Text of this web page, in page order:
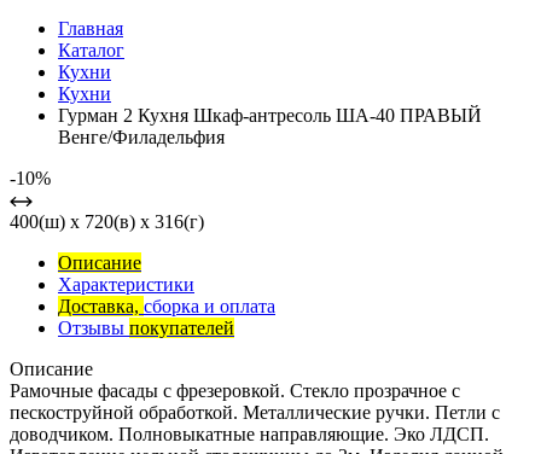
Главная
Каталог
Кухни
Кухни
Гурман 2 Кухня Шкаф-антресоль ША-40 ПРАВЫЙ
Венге/Филадельфия
-10%
400(ш) x 720(в) x 316(г)
Описание
Характеристики
Доставка, сборка и оплата
Отзывы покупателей
Описание
Рамочные фасады с фрезеровкой. Стекло прозрачное с
пескоструйной обработкой. Металлические ручки. Петли с
доводчиком. Полновыкатные направляющие. Эко ЛДСП.